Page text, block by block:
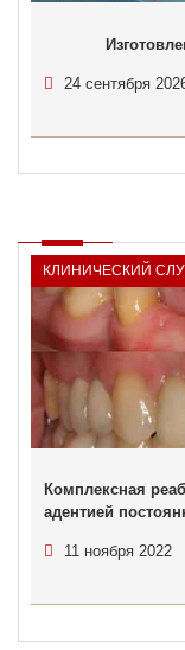
24 сентября
КЛИНИЧЕСКИЙ
Комплексная
адентией
11 ноября 2022